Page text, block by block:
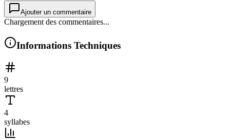
Ajouter un commentaire
Chargement des commentaires...
Informations Techniques
9
lettres
4
syllabes